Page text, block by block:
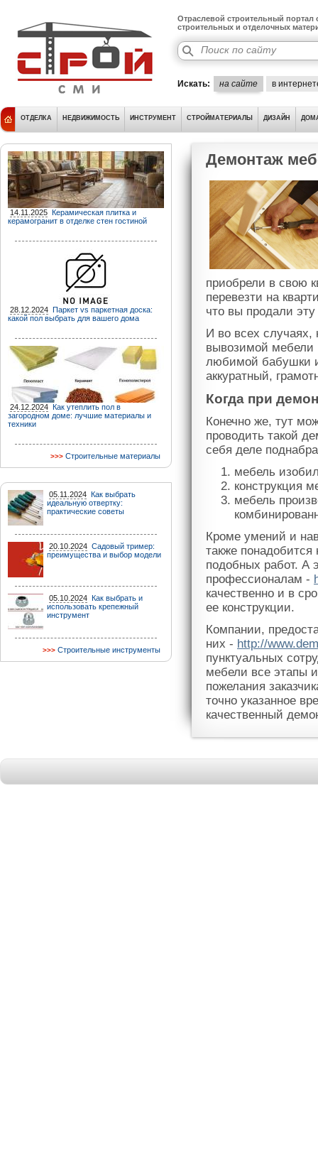
Отраслевой строительный портал
строительных и отделочных
Искать: на сайте в
ОТДЕЛКА НЕДВИЖИМОСТЬ ИНСТРУМЕНТ СТРОЙМАТЕРИАЛЫ ДИЗАЙН
14.11.2025 Керамическая плитка и
керамогранит в отделке стен гостиной
28.12.2024 Паркет vs паркетная доска:
какой пол выбрать для вашего дома
24.12.2024 Как утеплить пол в
загородном доме: лучшие материалы и
техники
Строительные материалы
05.11.2024 Как выбрать
идеальную отвертку:
практические советы
20.10.2024 Садовый тример:
преимущества и выбор модели
05.10.2024 Как выбрать и
использовать крепежный
инструмент
Строительные инструменты
Демонтаж
приобрели в свою
перевезти на
что вы продали
И во всех случаях,
вывозимой мебели
любимой бабушки
аккуратный,
Когда при
Конечно же, тут
проводить такой
себя деле
мебель
конструкция
мебель
Кроме умений и
также
подобных работ. А
профессионалам -
качественно и в
ее конструкции.
Компании,
них - http://
пунктуальных
мебели все этапы
пожелания
точно указанное
качественный